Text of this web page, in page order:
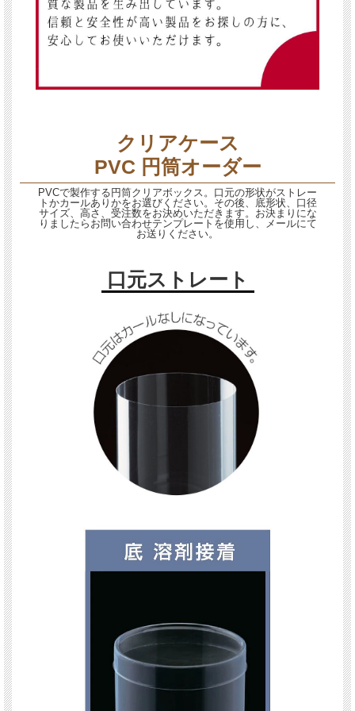
クリアケース
PVC 円筒オーダー
PVCで製作する円筒クリアボックス。口元の形状がストレー
トかカールありかをお選びください。その後、底形状、口径
サイズ、高さ、受注数をお決めいただきます。お決まりにな
りましたらお問い合わせテンプレートを使用し、メールにて
お送りください。
口元ストレート